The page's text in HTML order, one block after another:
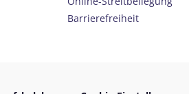
Barrierefreiheit